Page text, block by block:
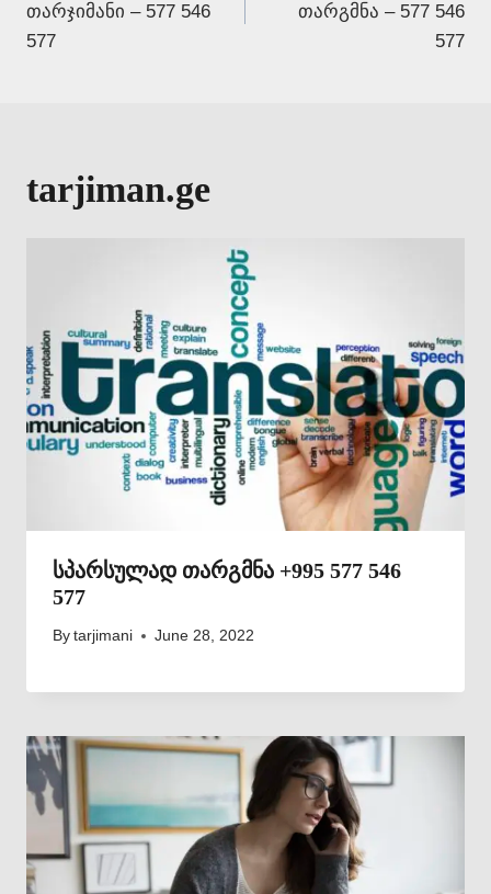
თარჯიმანი – 577 546
577
თარგმნა – 577 546
577
tarjiman.ge
სპარსულად თარგმნა +995 577 546
577
By tarjimani June 28, 2022